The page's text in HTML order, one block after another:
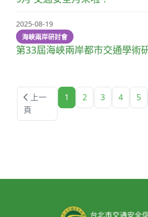
2025-08-19
海峽兩岸研討會
第33屆海峽兩岸都市交通學術
上一
頁
1 2 3 4 5